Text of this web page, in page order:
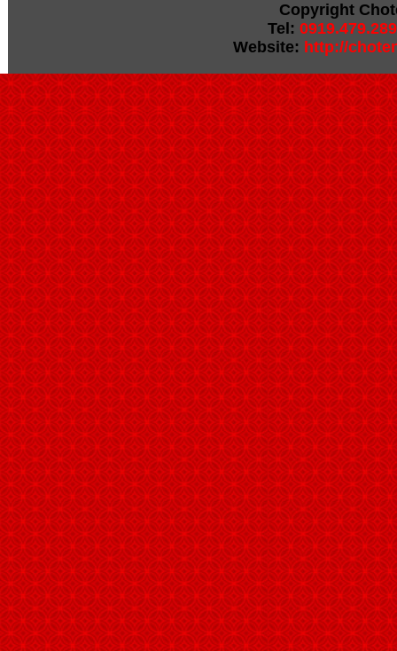
Copyright
Tel: 0919.479.289
Website: http://